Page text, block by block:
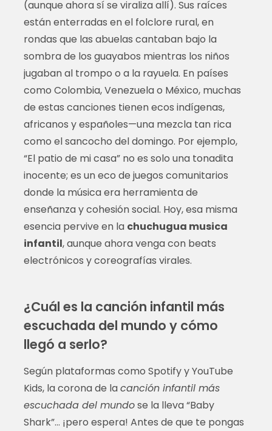
(aunque ahora sí se viraliza allí). Sus raíces
están enterradas en el folclore rural, en
rondas que las abuelas cantaban bajo la
sombra de los guayabos mientras los niños
jugaban al trompo o a la rayuela. En países
como Colombia, Venezuela o México, muchas
de estas canciones tienen ecos indígenas,
africanos y españoles—una mezcla tan rica
como el sancocho del domingo. Por ejemplo,
“El patio de mi casa” no es solo una tonadita
inocente; es un eco de juegos comunitarios
donde la música era herramienta de
enseñanza y cohesión social. Hoy, esa misma
esencia pervive en la chuchugua musica
infantil, aunque ahora venga con beats
electrónicos y coreografías virales.
¿Cuál es la canción infantil más
escuchada del mundo y cómo
llegó a serlo?
Según plataformas como Spotify y YouTube
Kids, la corona de lacanción infantil más
escuchada del mundose la lleva “Baby
Shark”… ¡pero espera! Antes de que te pongas